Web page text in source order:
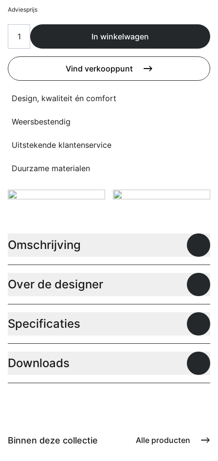
Deals
Flagship stores
Contact
3D modellen
Support
Nieuws
Events
Werken bij
Taalkeuze
Adviesprijs
In winkelwagen
Vind verkooppunt
Design, kwaliteit én comfort
Weersbestendig
Uitstekende klantenservice
Duurzame materialen
Omschrijving
Over de designer
Specificaties
Downloads
Binnen deze collectie Alle producten